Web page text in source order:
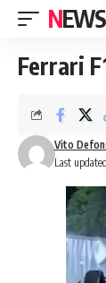
Ferrari
Last
Vito